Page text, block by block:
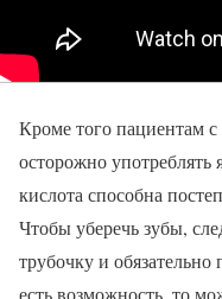
Кроме того пациентам
осторожно употреблять
кислота способна
Чтобы уберечь зубы,
трубочку и
есть возможность, то